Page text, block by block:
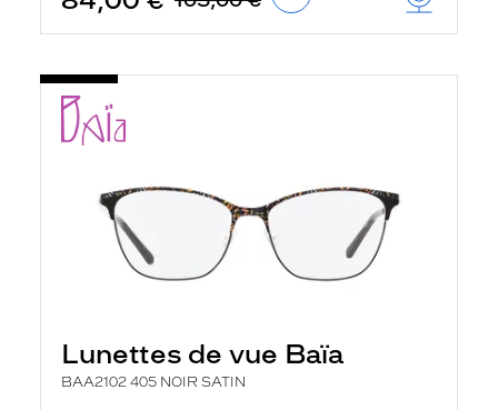
Lunettes de vue Baïa
BAA2102 405 NOIR SATIN